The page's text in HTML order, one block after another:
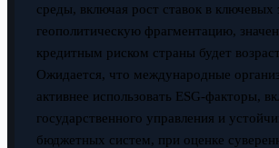
среды, включая рост ставок в ключевых
геополитическую фрагментацию,
кредитным риском страны будет
Ожидается, что международные
активнее использовать ESG-факторы,
государственного управления и
бюджетных систем, при оценке